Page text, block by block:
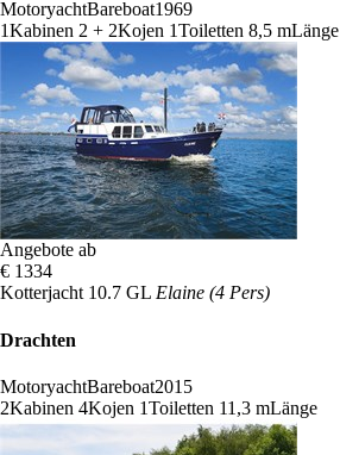
MotoryachtBareboat1969
1Kabinen 2 + 2Kojen 1Toiletten 8,5 mLänge
Angebote ab
€ 1334
Kotterjacht 10.7 GL Elaine (4 Pers)
Drachten
MotoryachtBareboat2015
2Kabinen 4Kojen 1Toiletten 11,3 mLänge